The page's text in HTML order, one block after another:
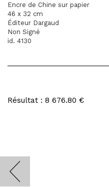
Encre de Chine sur papier
46 x 32 cm
Éditeur Dargaud
Non Signé
id. 4130
Résultat : 8 676.80 €